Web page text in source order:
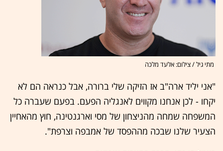
מתי גיל / צילום: אלעד מלכה
"אני יליד ארה"ב אז הזיקה שלי ברורה, אבל כנראה הם לא
יקחו - לכן אנחנו מקווים לאנגליה הפעם. בפעם שעברה כל
המשפחה שמחה מהניצחון של מסי וארגנטינה, חוץ מהאחיין
הצעיר שלנו שבכה מההפסד של אמבפה וצרפת".